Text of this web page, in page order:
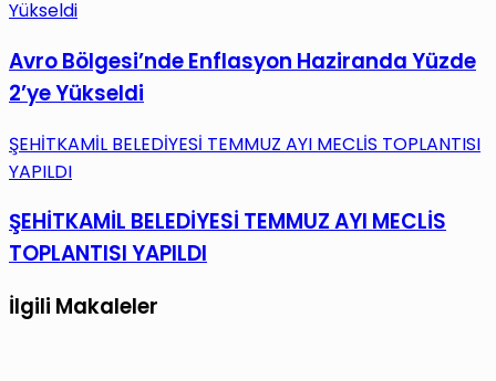
Yükseldi
Avro Bölgesi’nde Enflasyon Haziranda Yüzde
2’ye Yükseldi
ŞEHİTKAMİL BELEDİYESİ TEMMUZ AYI MECLİS TOPLANTISI
YAPILDI
ŞEHİTKAMİL BELEDİYESİ TEMMUZ AYI MECLİS
TOPLANTISI YAPILDI
İlgili Makaleler